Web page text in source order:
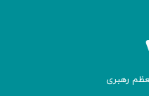
رهبری